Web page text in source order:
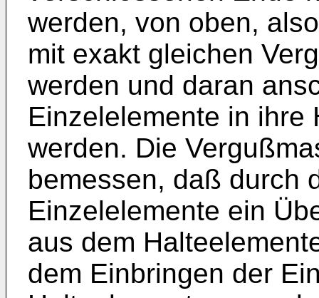
werden, von oben,
mit exakt gleichen
werden und daran
Einzelelemente in ihre
werden. Die
bemessen, daß durch
Einzelelemente ein
aus dem
dem Einbringen der